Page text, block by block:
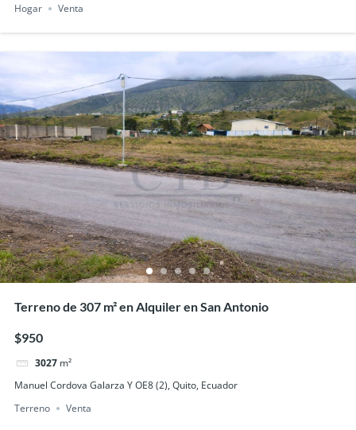
Hogar
Venta
Terreno de 307 m² en Alquiler en San Antonio
$950
3027 m²
Manuel Cordova Galarza Y OE8 (2), Quito, Ecuador
Terreno
Venta